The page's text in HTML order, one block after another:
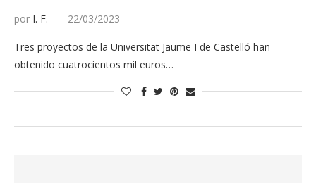
por I. F. 22/03/2023
Tres proyectos de la Universitat Jaume I de Castelló han
obtenido cuatrocientos mil euros…